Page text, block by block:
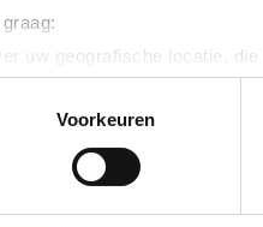
uw geografische locatie,
het actief te scannen
gegevens worden
of intrekken in de
Voorkeuren